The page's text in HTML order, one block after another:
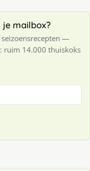
je mailbox?
—
ruim 14.000 thuiskoks